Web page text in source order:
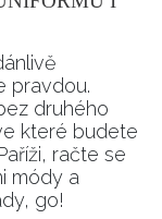
pravdou.
druhého
které budete
račte se
módy a
go!